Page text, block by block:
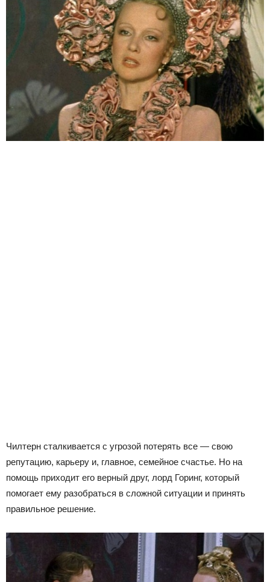
Чилтерн сталкивается с угрозой потерять все — свою
репутацию, карьеру и, главное, семейное счастье. Но на
помощь приходит его верный друг, лорд Горинг, который
помогает ему разобраться в сложной ситуации и принять
правильное решение.